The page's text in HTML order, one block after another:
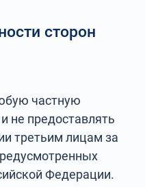
сторон
частную
не предоставлять
третьим лицам за
Федерации.